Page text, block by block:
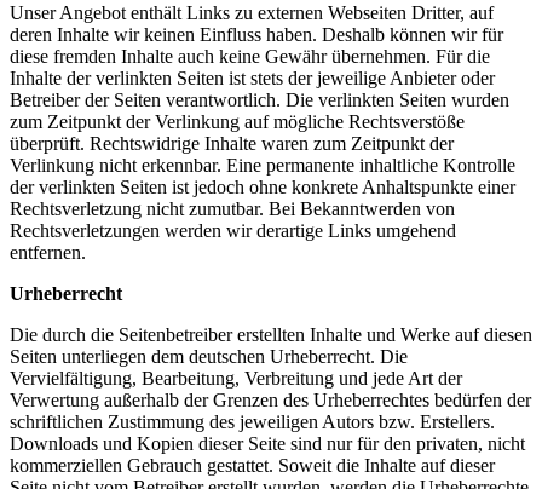
Unser Angebot enthält Links zu externen Webseiten Dritter, auf
deren Inhalte wir keinen Einfluss haben. Deshalb können wir für
diese fremden Inhalte auch keine Gewähr übernehmen. Für die
Inhalte der verlinkten Seiten ist stets der jeweilige Anbieter oder
Betreiber der Seiten verantwortlich. Die verlinkten Seiten wurden
zum Zeitpunkt der Verlinkung auf mögliche Rechtsverstöße
überprüft. Rechtswidrige Inhalte waren zum Zeitpunkt der
Verlinkung nicht erkennbar. Eine permanente inhaltliche Kontrolle
der verlinkten Seiten ist jedoch ohne konkrete Anhaltspunkte einer
Rechtsverletzung nicht zumutbar. Bei Bekanntwerden von
Rechtsverletzungen werden wir derartige Links umgehend
entfernen.
Urheberrecht
Die durch die Seitenbetreiber erstellten Inhalte und Werke auf diesen
Seiten unterliegen dem deutschen Urheberrecht. Die
Vervielfältigung, Bearbeitung, Verbreitung und jede Art der
Verwertung außerhalb der Grenzen des Urheberrechtes bedürfen der
schriftlichen Zustimmung des jeweiligen Autors bzw. Erstellers.
Downloads und Kopien dieser Seite sind nur für den privaten, nicht
kommerziellen Gebrauch gestattet. Soweit die Inhalte auf dieser